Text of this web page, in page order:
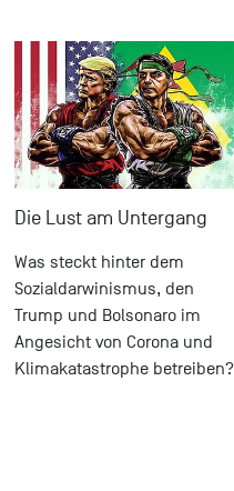
Die Lust am Untergang
Was steckt hinter dem
Sozialdarwinismus, den
Trump und Bolsonaro im
Angesicht von Corona und
Klimakatastrophe betreiben?